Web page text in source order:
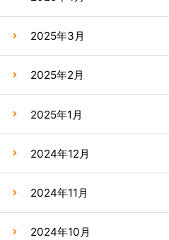
2025年3月
2025年2月
2025年1月
2024年12月
2024年11月
2024年10月